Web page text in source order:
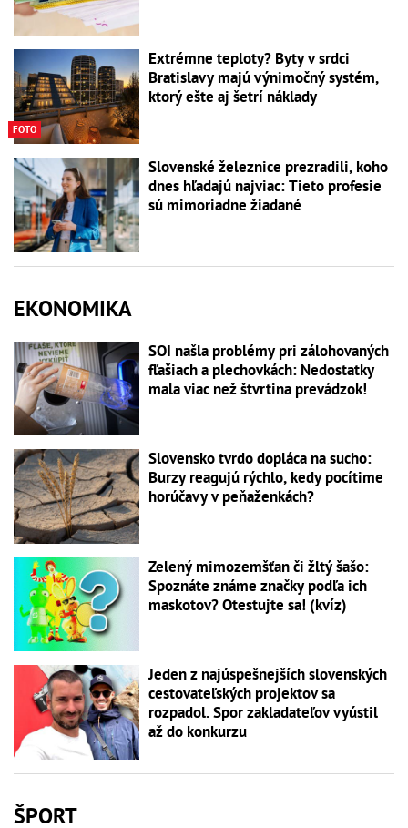
FOTO
Extrémne teploty? Byty v srdci
Bratislavy majú výnimočný systém,
ktorý ešte aj šetrí náklady
Slovenské železnice prezradili, koho
dnes hľadajú najviac: Tieto profesie
sú mimoriadne žiadané
EKONOMIKA
SOI našla problémy pri zálohovaných
fľašiach a plechovkách: Nedostatky
mala viac než štvrtina prevádzok!
Slovensko tvrdo dopláca na sucho:
Burzy reagujú rýchlo, kedy pocítime
horúčavy v peňaženkách?
Zelený mimozemšťan či žltý šašo:
Spoznáte známe značky podľa ich
maskotov? Otestujte sa! (kvíz)
Jeden z najúspešnejších slovenských
cestovateľských projektov sa
rozpadol. Spor zakladateľov vyústil
až do konkurzu
ŠPORT